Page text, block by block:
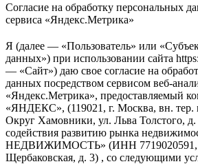
Согласие на обработку персональных
сервиса «Яндекс.Метрика»
Я (далее — «Пользователь» или
данных») при использовании сайта
— «Сайт») даю свое согласие на
данных посредством сервисом веб-
«Яндекс.Метрика», предоставляемый
«ЯНДЕКС», (119021, г. Москва, вн.
Округ Хамовники, ул. Льва Толстого,
содействия развитию рынка
НЕДВИЖИМОСТЬ» (ИНН 7719020591,
Щербаковская, д. 3) , со следующими